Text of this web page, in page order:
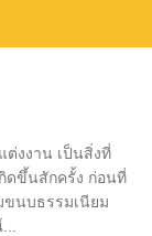
ต่งงาน เป็นสิ่งที่
ดขึ้นสักครั้ง ก่อนที่
ขนบธรรมเนียม